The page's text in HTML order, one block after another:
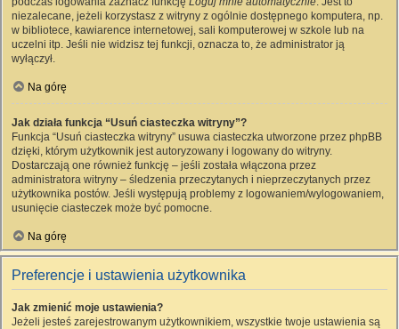
niezalecane, jeżeli korzystasz z witryny z ogólnie dostępnego komputera, np.
w bibliotece, kawiarence internetowej, sali komputerowej w szkole lub na
uczelni itp. Jeśli nie widzisz tej funkcji, oznacza to, że administrator ją
wyłączył.
Na górę
Jak działa funkcja “Usuń ciasteczka witryny”?
Funkcja “Usuń ciasteczka witryny” usuwa ciasteczka utworzone przez phpBB
dzięki, którym użytkownik jest autoryzowany i logowany do witryny.
Dostarczają one również funkcję – jeśli została włączona przez
administratora witryny – śledzenia przeczytanych i nieprzeczytanych przez
użytkownika postów. Jeśli występują problemy z logowaniem/wylogowaniem,
usunięcie ciasteczek może być pomocne.
Na górę
Preferencje i ustawienia użytkownika
Jak zmienić moje ustawienia?
Jeżeli jesteś zarejestrowanym użytkownikiem, wszystkie twoje ustawienia są